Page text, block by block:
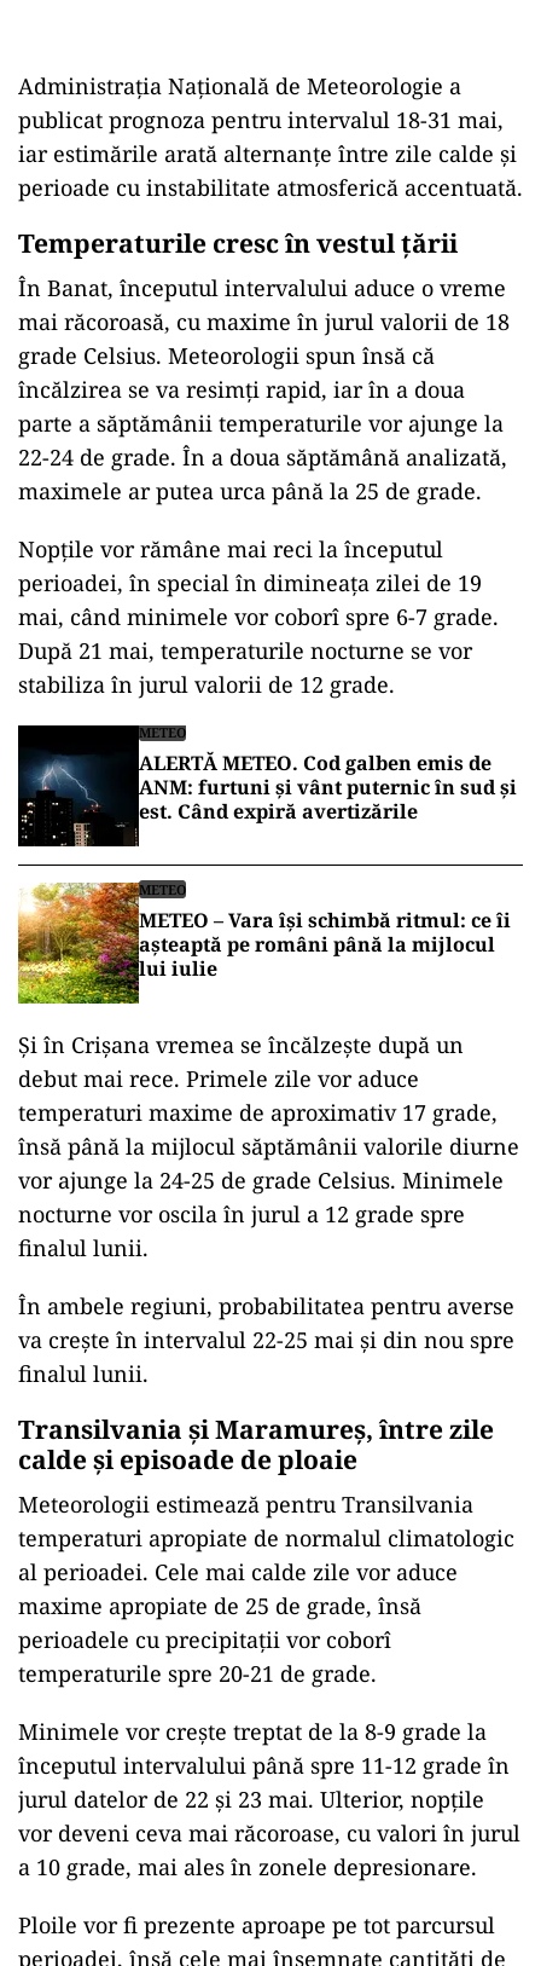
Administrația Națională de Meteorologie a
publicat prognoza pentru intervalul 18-31 mai,
iar estimările arată alternanțe între zile calde și
perioade cu instabilitate atmosferică accentuată.
Temperaturile cresc în vestul țării
În Banat, începutul intervalului aduce o vreme
mai răcoroasă, cu maxime în jurul valorii de 18
grade Celsius. Meteorologii spun însă că
încălzirea se va resimți rapid, iar în a doua
parte a săptămânii temperaturile vor ajunge la
22-24 de grade. În a doua săptămână analizată,
maximele ar putea urca până la 25 de grade.
Nopțile vor rămâne mai reci la începutul
perioadei, în special în dimineața zilei de 19
mai, când minimele vor coborî spre 6-7 grade.
După 21 mai, temperaturile nocturne se vor
stabiliza în jurul valorii de 12 grade.
METEO
ALERTĂ METEO. Cod galben emis de
ANM: furtuni și vânt puternic în sud și
est. Când expiră avertizările
METEO
METEO – Vara își schimbă ritmul: ce îi
așteaptă pe români până la mijlocul
lui iulie
Și în Crișana vremea se încălzește după un
debut mai rece. Primele zile vor aduce
temperaturi maxime de aproximativ 17 grade,
însă până la mijlocul săptămânii valorile diurne
vor ajunge la 24-25 de grade Celsius. Minimele
nocturne vor oscila în jurul a 12 grade spre
finalul lunii.
În ambele regiuni, probabilitatea pentru averse
va crește în intervalul 22-25 mai și din nou spre
finalul lunii.
Transilvania și Maramureș, între zile
calde și episoade de ploaie
Meteorologii estimează pentru Transilvania
temperaturi apropiate de normalul climatologic
al perioadei. Cele mai calde zile vor aduce
maxime apropiate de 25 de grade, însă
perioadele cu precipitații vor coborî
temperaturile spre 20-21 de grade.
Minimele vor crește treptat de la 8-9 grade la
începutul intervalului până spre 11-12 grade în
jurul datelor de 22 și 23 mai. Ulterior, nopțile
vor deveni ceva mai răcoroase, cu valori în jurul
a 10 grade, mai ales în zonele depresionare.
Ploile vor fi prezente aproape pe tot parcursul
perioadei, însă cele mai însemnate cantități de